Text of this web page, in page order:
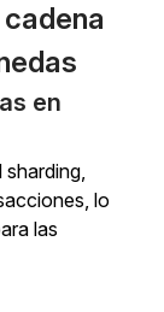
en
sharding,
lo
las